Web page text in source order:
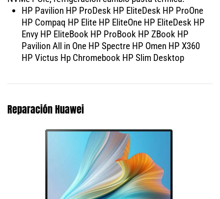
HP Pavilion HP ProDesk HP EliteDesk HP ProOne
HP Compaq HP Elite HP EliteOne HP EliteDesk HP
Envy HP EliteBook HP ProBook HP ZBook HP
Pavilion All in One HP Spectre HP Omen HP X360
HP Victus Hp Chromebook HP Slim Desktop
Reparación Huawei